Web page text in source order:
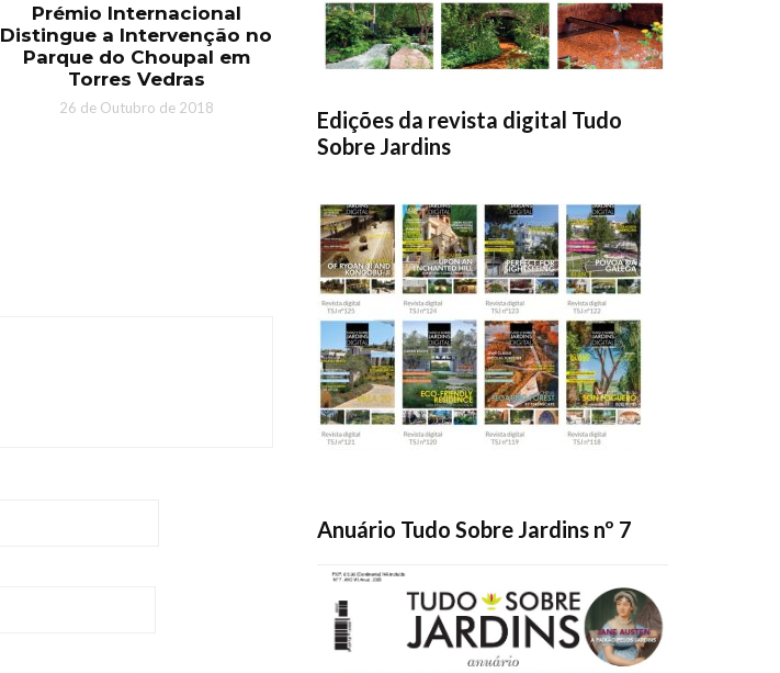
Prémio Internacional
Distingue a Intervenção no
Parque do Choupal em
Torres Vedras
26 de Outubro de 2018
Edições da revista digital Tudo
Sobre Jardins
Anuário Tudo Sobre Jardins nº 7